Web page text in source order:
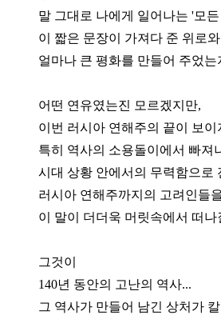
말 그대로 나에게 일어나는 '모
이 짧은 문장이 가져다 준 위로
얼마나 큰 평화를 만들어 주었는
어떤 연유였는진 모르겠지만,
이번 러시아 연해주의 끝이 보
특히 역사의 소용돌이에서 빠져
시대 상황 안에서의 무력함으로
러시아 연해주까지의 고려인들
이 말이 더더욱 머릿속에서 떠나
그것이
140년 동안의 고난의 역사...
그 역사가 만들어 남긴 상처가